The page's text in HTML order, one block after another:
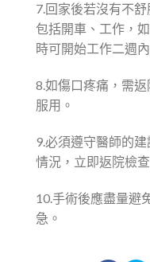
7.回家後若沒有不
包括開車、工作，
時可開始工作二週
8.如傷口疼痛，需
服用。
9.必須遵守醫師的
情況，立即返院檢查
10.手術後應盡量避
急。